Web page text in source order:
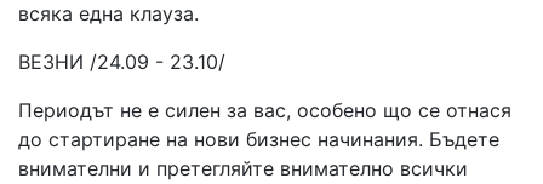
всяка една клауза.
ВЕЗНИ /24.09 - 23.10/
Периодът не е силен за вас, особено що се отнася
до стартиране на нови бизнес начинания. Бъдете
внимателни и претегляйте внимателно всички